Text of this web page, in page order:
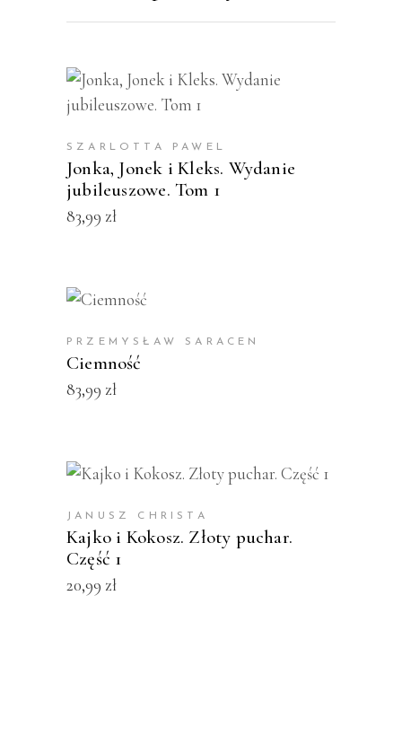
KUP PRODUKT
SZARLOTTA PAWEL
Jonka, Jonek i Kleks. Wydanie
jubileuszowe. Tom 1
83,99 zł
PRZEMYSŁAW SARACEN
Ciemność
83,99 zł
KUP PRODUKT
JANUSZ CHRISTA
Kajko i Kokosz. Złoty puchar.
Część 1
20,99 zł